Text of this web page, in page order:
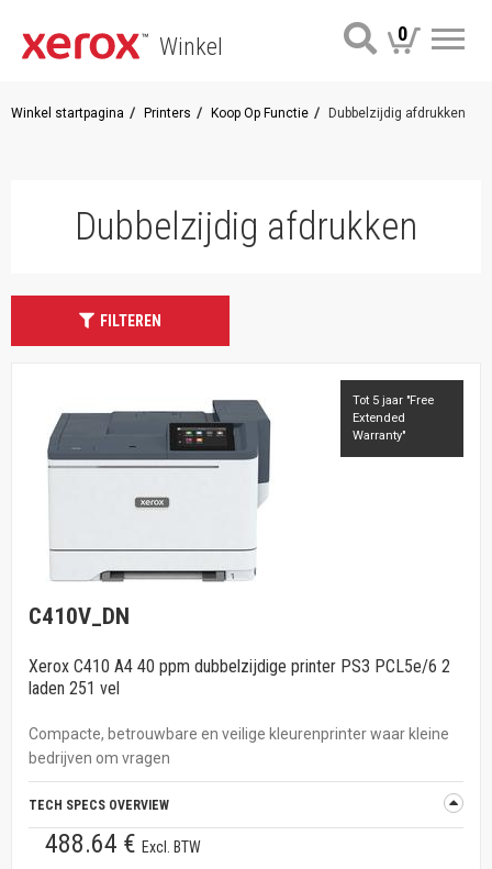
Winkel 0
Winkel startpagina Printers Koop Op Functie Dubbelzijdig afdrukken
Dubbelzijdig afdrukken
FILTEREN
Tot 5 jaar "Free
Extended
Warranty"
C410V_DN
Xerox C410 A4 40 ppm dubbelzijdige printer PS3 PCL5e/6 2
laden 251 vel
Compacte, betrouwbare en veilige kleurenprinter waar kleine
bedrijven om vragen
TECH SPECS OVERVIEW
488.64 € Excl. BTW